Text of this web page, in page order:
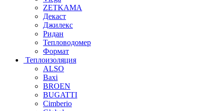
ZETKAMA
Декаст
Джилекс
Ридан
Тепловодомер
Формат
Теплоизоляция
ALSO
Baxi
BROEN
BUGATTI
Cimberio